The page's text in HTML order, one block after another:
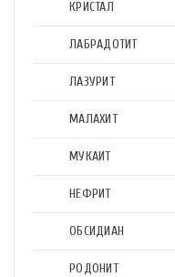
КРИСТАЛ
ЛАБРАДОТИТ
ЛАЗУРИТ
МАЛАХИТ
МУКАИТ
НЕФРИТ
ОБСИДИАН
РОДОНИТ